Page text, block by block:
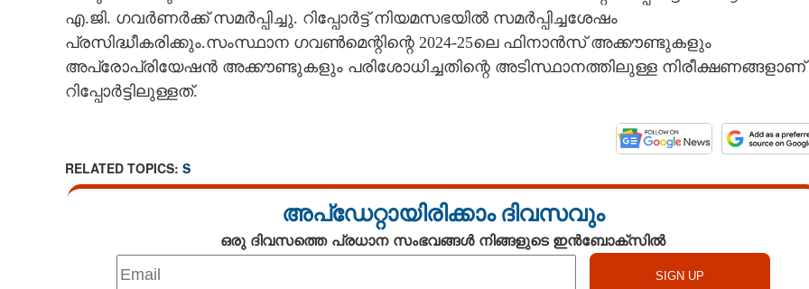
OPINION
എ.ജി. ഗവർണർക്ക് സമർപ്പിച്ചു. റിപ്പോർട്ട് നിയമസഭയിൽ സമർപ്പിച്ചശേഷം
പ്രസിദ്ധീകരിക്കും.സംസ്ഥാന ഗവൺമെന്റിന്റെ 2024-25ലെ ഫിനാൻസ് അക്കൗണ്ടുകളും
അപ്രോപ്രിയേഷൻ അക്കൗണ്ടുകളും പരിശോധിച്ചതിന്റെ അടിസ്ഥാനത്തിലുള്ള നിരീക്ഷണങ്ങളാണ്
റിപ്പോർട്ടിലുള്ളത്.
RELATED TOPICS: S
അപ്ഡേറ്റായിരിക്കാം ദിവസവും
ഒരു ദിവസത്തെ പ്രധാന സംഭവങ്ങൾ നിങ്ങളുടെ ഇൻബോക്സിൽ